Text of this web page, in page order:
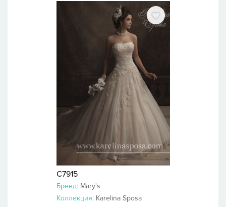
C7915
Бренд: Mary's
Коллекция: Karelina Sposa